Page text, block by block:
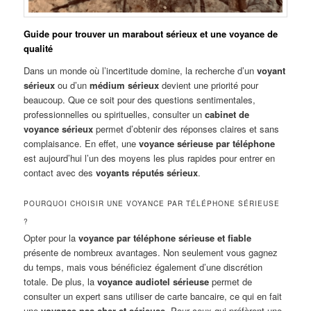
Guide pour trouver un marabout sérieux et une voyance de
qualité
Dans un monde où l’incertitude domine, la recherche d’unvoyant
sérieux ou d’unmédium sérieux devient une priorité pour
beaucoup. Que ce soit pour des questions sentimentales,
professionnelles ou spirituelles, consulter uncabinet de
voyance sérieux permet d’obtenir des réponses claires et sans
complaisance. En effet, unevoyance sérieuse par téléphone
est aujourd’hui l’un des moyens les plus rapides pour entrer en
contact avec desvoyants réputés sérieux.
POURQUOI CHOISIR UNE VOYANCE PAR TÉLÉPHONE SÉRIEUSE
?
Opter pour lavoyance par téléphone sérieuse et fiable
présente de nombreux avantages. Non seulement vous gagnez
du temps, mais vous bénéficiez également d’une discrétion
totale. De plus, lavoyance audiotel sérieuse permet de
consulter un expert sans utiliser de carte bancaire, ce qui en fait